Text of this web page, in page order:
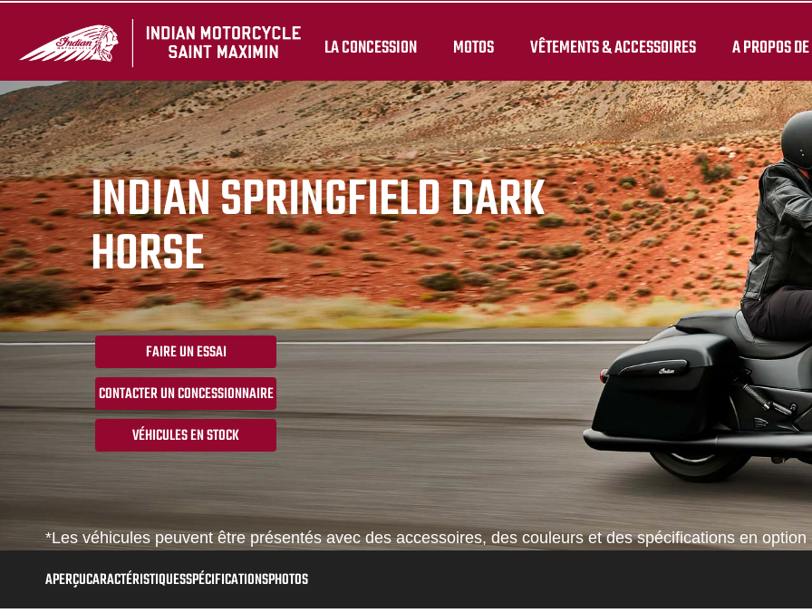
LA CONCESSION MOTOS VÊTEMENTS & ACCESSOIRES A PROPOS DE
INDIAN SPRINGFIELD DARK
HORSE
FAIRE UN ESSAI
CONTACTER UN CONCESSIONNAIRE
VÉHICULES EN STOCK
*Les véhicules peuvent être présentés avec des accessoires, des couleurs et des spécifications en
APERÇUCARACTÉRISTIQUESSPÉCIFICATIONSPHOTOS